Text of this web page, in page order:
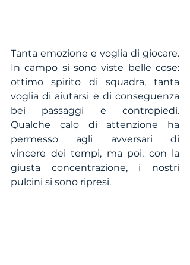
Tanta emozione e voglia di giocare.
In campo si sono viste belle cose:
ottimo spirito di squadra, tanta
voglia di aiutarsi e di conseguenza
bei passaggi e contropiedi.
Qualche calo di attenzione ha
permesso agli avversari di
vincere dei tempi, ma poi, con la
giusta concentrazione, i nostri
pulcini si sono ripresi.